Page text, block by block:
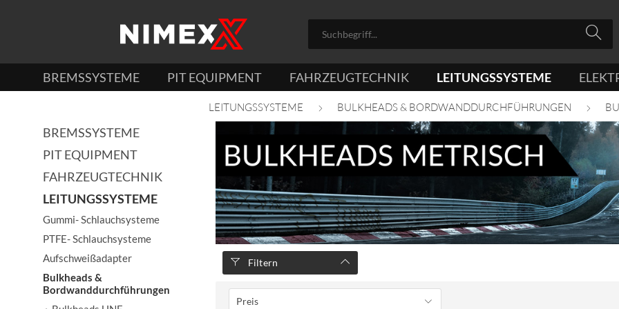
BREMSSYSTEME PIT EQUIPMENT FAHRZEUGTECHNIK LEITUNGSSYSTEME
LEITUNGSSYSTEME BULKHEADS & BORDWANDDURCHFÜHRUNGEN
BREMSSYSTEME
PIT EQUIPMENT
FAHRZEUGTECHNIK
LEITUNGSSYSTEME
Gummi- Schlauchsysteme
PTFE- Schlauchsysteme
Aufschweißadapter
Bulkheads &
Bordwanddurchführungen
Filtern
Preis